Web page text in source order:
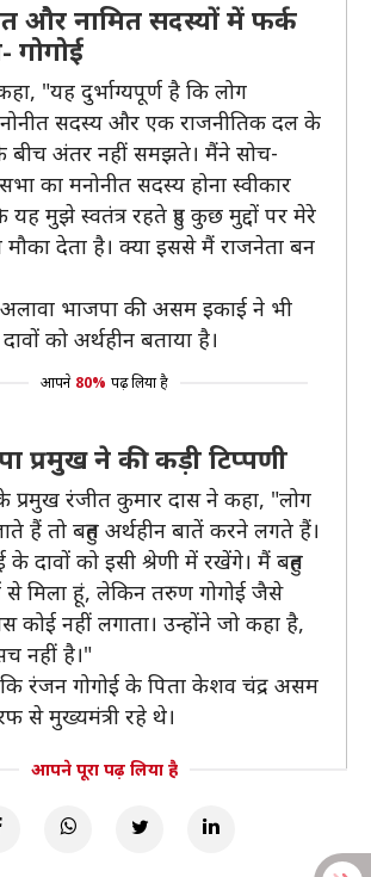
और नामित सदस्यों में फर्क
गोगोई
"यह दुर्भाग्यपूर्ण है कि लोग
सदस्य और एक राजनीतिक दल के
बीच अंतर नहीं समझते। मैंने सोच-
का मनोनीत सदस्य होना स्वीकार
यह मुझे स्वतंत्र रहते हुए कुछ मुद्दों पर मेरे
मौका देता है। क्या इससे मैं राजनेता बन
भाजपा की असम इकाई ने भी
को अर्थहीन बताया है।
आपने 80% पढ़ लिया है
प्रमुख ने की कड़ी टिप्पणी
रंजीत कुमार दास ने कहा, "लोग
हैं तो बहुत अर्थहीन बातें करने लगते हैं।
दावों को इसी श्रेणी में रखेंगे। मैं बहुत
से मिला हूं, लेकिन तरुण गोगोई जैसे
कोई नहीं लगाता। उन्होंने जो कहा है,
नहीं है।"
रंजन गोगोई के पिता केशव चंद्र असम
से मुख्यमंत्री रहे थे।
आपने पूरा पढ़ लिया है